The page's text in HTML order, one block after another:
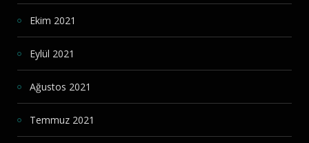
Ekim 2021
Eylül 2021
Ağustos 2021
Temmuz 2021